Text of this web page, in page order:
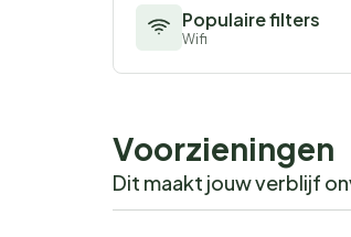
Ervaar de enige badplaats
Populaire filters
Wifi
Voorzieningen
Dit maakt jouw verblijf